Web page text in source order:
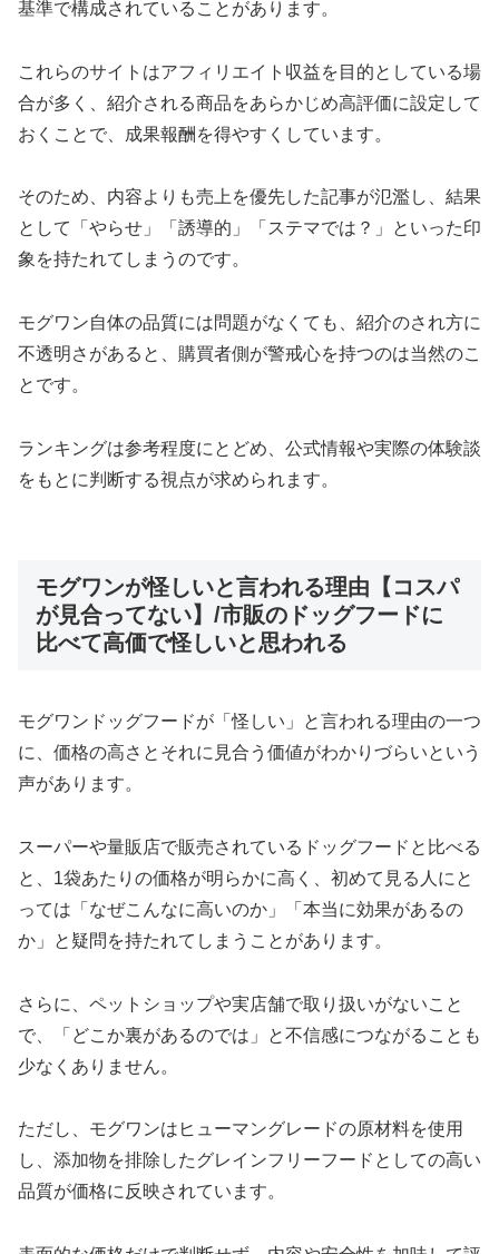
基準で構成されていることがあります。
これらのサイトはアフィリエイト収益を目的としている場
合が多く、紹介される商品をあらかじめ高評価に設定して
おくことで、成果報酬を得やすくしています。
そのため、内容よりも売上を優先した記事が氾濫し、結果
として「やらせ」「誘導的」「ステマでは？」といった印
象を持たれてしまうのです。
モグワン自体の品質には問題がなくても、紹介のされ方に
不透明さがあると、購買者側が警戒心を持つのは当然のこ
とです。
ランキングは参考程度にとどめ、公式情報や実際の体験談
をもとに判断する視点が求められます。
モグワンが怪しいと言われる理由【コスパ
が見合ってない】/市販のドッグフードに
比べて高価で怪しいと思われる
モグワンドッグフードが「怪しい」と言われる理由の一つ
に、価格の高さとそれに見合う価値がわかりづらいという
声があります。
スーパーや量販店で販売されているドッグフードと比べる
と、1袋あたりの価格が明らかに高く、初めて見る人にと
っては「なぜこんなに高いのか」「本当に効果があるの
か」と疑問を持たれてしまうことがあります。
さらに、ペットショップや実店舗で取り扱いがないこと
で、「どこか裏があるのでは」と不信感につながることも
少なくありません。
ただし、モグワンはヒューマングレードの原材料を使用
し、添加物を排除したグレインフリーフードとしての高い
品質が価格に反映されています。